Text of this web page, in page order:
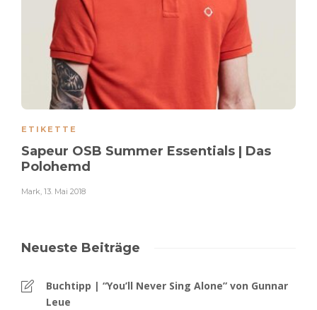
ETIKETTE
Sapeur OSB Summer Essentials | Das
Polohemd
Mark, 13. Mai 2018
Neueste Beiträge
Buchtipp | “You’ll Never Sing Alone” von Gunnar
Leue